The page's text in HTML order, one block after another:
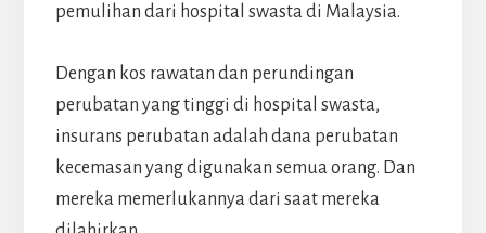
pemulihan dari hospital swasta di Malaysia.
Dengan kos rawatan dan perundingan
perubatan yang tinggi di hospital swasta,
insurans perubatan adalah dana perubatan
kecemasan yang digunakan semua orang. Dan
mereka memerlukannya dari saat mereka